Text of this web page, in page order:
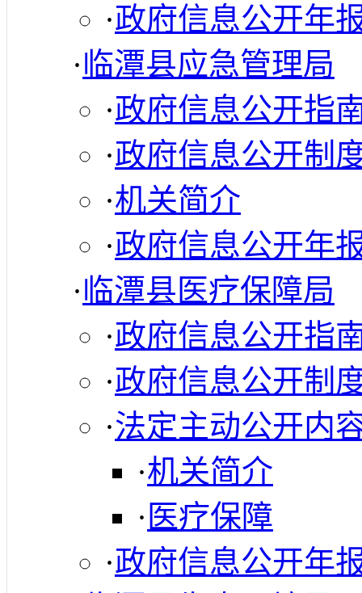
·政府信息公开年
·临潭县应急管理局
·政府信息公开指
·政府信息公开制
·机关简介
·政府信息公开年
·临潭县医疗保障局
·政府信息公开指
·政府信息公开制
·法定主动公开内
·机关简介
· 医疗保障
·政府信息公开年